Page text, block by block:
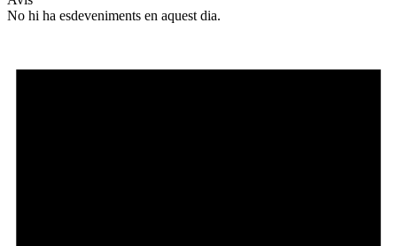
No hi ha esdeveniments en aquest dia.